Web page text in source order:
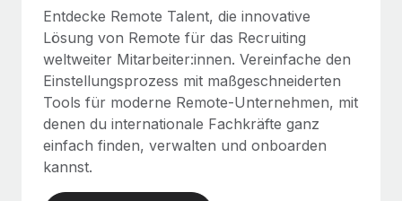
Entdecke Remote Talent, die innovative
Lösung von Remote für das Recruiting
weltweiter Mitarbeiter:innen. Vereinfache den
Einstellungsprozess mit maßgeschneiderten
Tools für moderne Remote-Unternehmen, mit
denen du internationale Fachkräfte ganz
einfach finden, verwalten und onboarden
kannst.